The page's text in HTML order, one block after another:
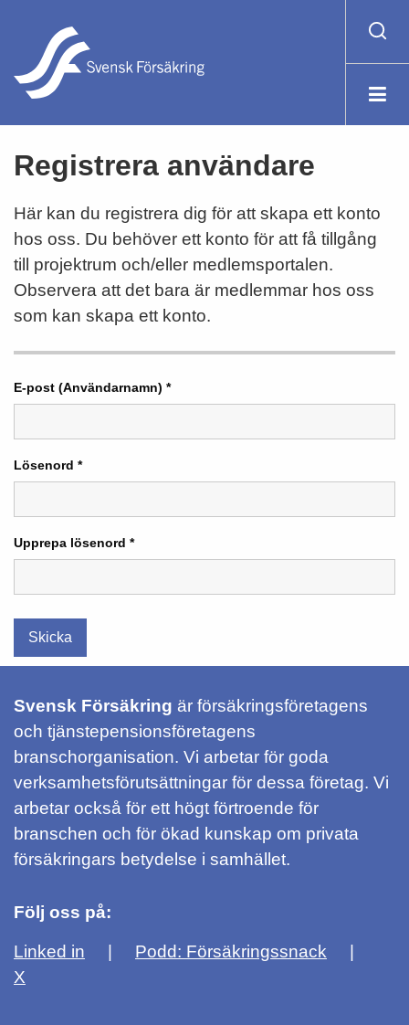
Registrera användare
Här kan du registrera dig för att skapa ett konto
hos oss. Du behöver ett konto för att få tillgång
till projektrum och/eller medlemsportalen.
Observera att det bara är medlemmar hos oss
som kan skapa ett konto.
E-post (Användarnamn) *
Lösenord *
Upprepa lösenord *
Skicka
Svensk Försäkring är försäkringsföretagens
och tjänstepensionsföretagens
branschorganisation. Vi arbetar för goda
verksamhetsförutsättningar för dessa företag. Vi
arbetar också för ett högt förtroende för
branschen och för ökad kunskap om privata
försäkringars betydelse i samhället.
Följ oss på:
Linked in
Podd: Försäkringssnack
X